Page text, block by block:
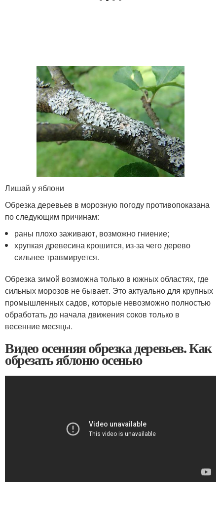
Лишай у яблони
Обрезка деревьев в морозную погоду противопоказана
по следующим причинам:
раны плохо заживают, возможно гниение;
хрупкая древесина крошится, из-за чего дерево
сильнее травмируется.
Обрезка зимой возможна только в южных областях, где
сильных морозов не бывает. Это актуально для крупных
промышленных садов, которые невозможно полностью
обработать до начала движения соков только в
весенние месяцы.
Видео осенняя обрезка деревьев. Как
обрезать яблоню осенью